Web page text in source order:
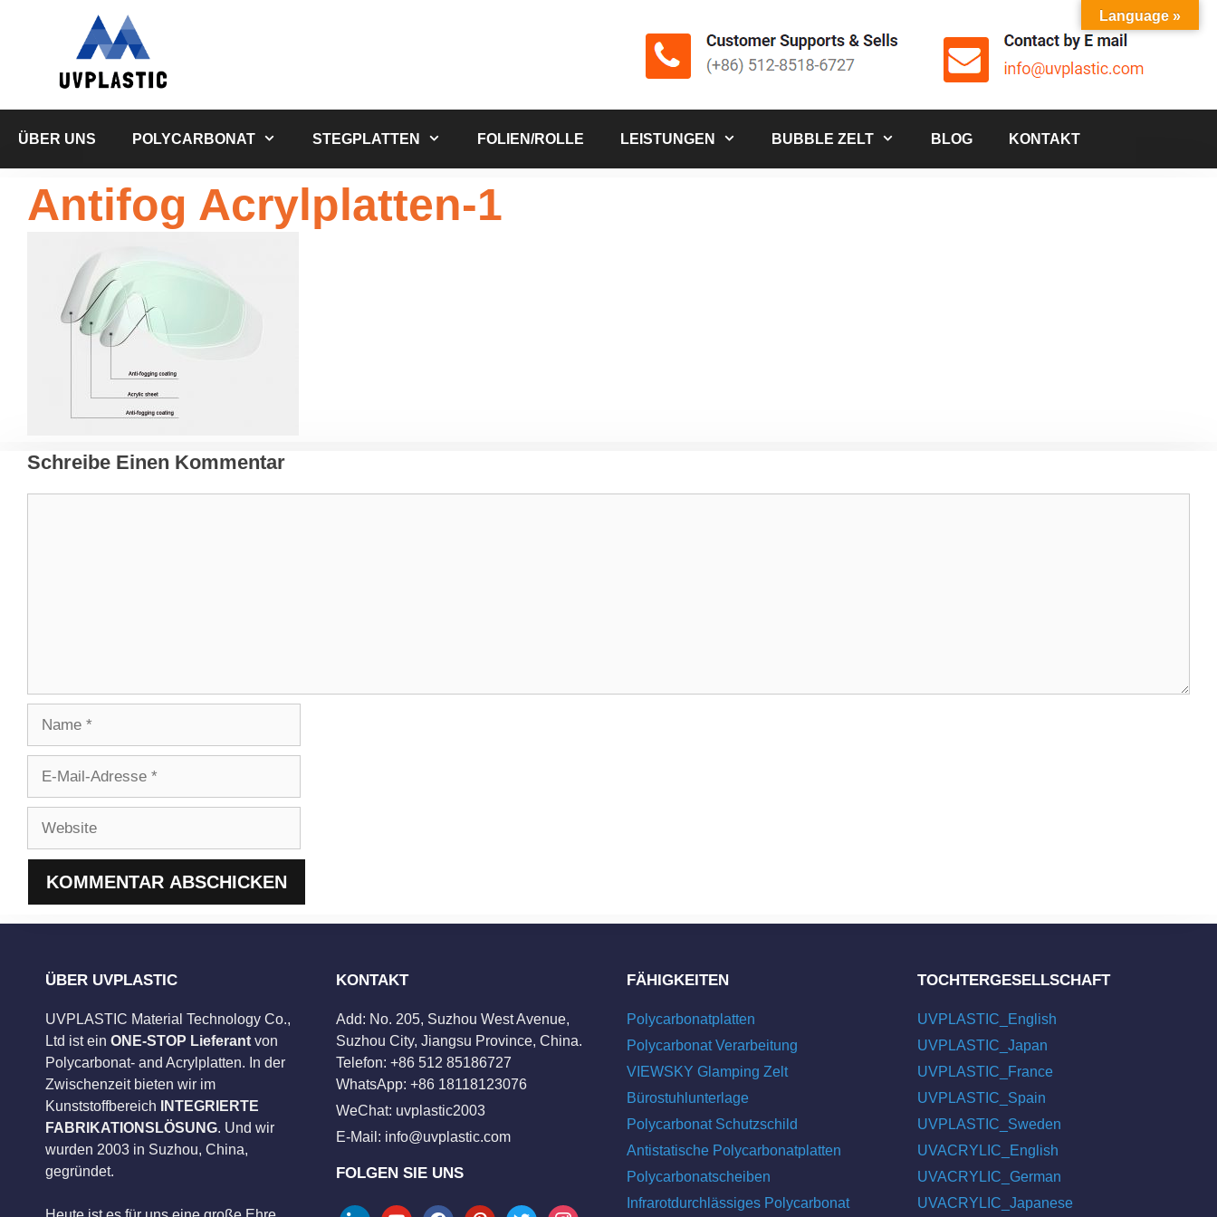
ÜBER UNS POLYCARBONAT STEGPLATTEN FOLIEN/ROLLE LEISTUNGEN BUBBLE ZELT BLOG KONTAKT
Antifog Acrylplatten-1
Schreibe Einen Kommentar
Adresse
ÜBER UVPLASTIC
UVPLASTIC Material Technology Co.,
Ltd ist ein ONE-STOP Lieferant von
Polycarbonat- and Acrylplatten. In der
Zwischenzeit bieten wir im
Kunststoffbereich
INTEGRIERTE
FABRIKATIONSLÖSUNG. Und wir
wurden 2003 in Suzhou, China,
gegründet.
KONTAKT
Add: No. 205, Suzhou West Avenue,
Suzhou City, Jiangsu Province, China.
Telefon: +86 512 85186727
WhatsApp: +86 18118123076
WeChat: uvplastic2003
E-Mail: info@uvplastic.com
FOLGEN SIE UNS
FÄHIGKEITEN
Polycarbonatplatten
Polycarbonat Verarbeitung
VIEWSKY Glamping Zelt
Bürostuhlunterlage
Polycarbonat Schutzschild
Antistatische Polycarbonatplatten
Polycarbonatscheiben
Infrarotdurchlässiges Polycarbonat
TOCHTERGESELLSCHAFT
UVPLASTIC_English
UVPLASTIC_Japan
UVPLASTIC_France
UVPLASTIC_Spain
UVPLASTIC_Sweden
UVACRYLIC_English
UVACRYLIC_German
UVACRYLIC_Japanese
Language »